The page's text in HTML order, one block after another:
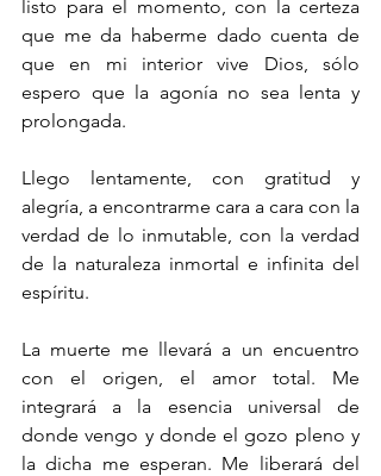
listo para el momento, con la certeza
que me da haberme dado cuenta de
que en mi interior vive Dios, sólo
espero que la agonía no sea lenta y
prolongada.
Llego lentamente, con gratitud y
alegría, a encontrarme cara a cara con la
verdad de lo inmutable, con la verdad
de la naturaleza inmortal e infinita del
espíritu.
La muerte me llevará a un encuentro
con el origen, el amor total. Me
integrará a la esencia universal de
donde vengo y donde el gozo pleno y
la dicha me esperan. Me liberará del